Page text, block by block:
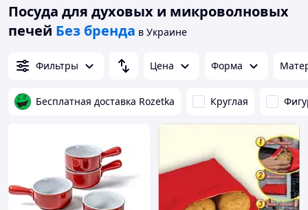
Посуда для духовых и микроволновых
печей Без бренда в Украине
Фильтры Цена Форма
Бесплатная доставка Rozetka Круглая